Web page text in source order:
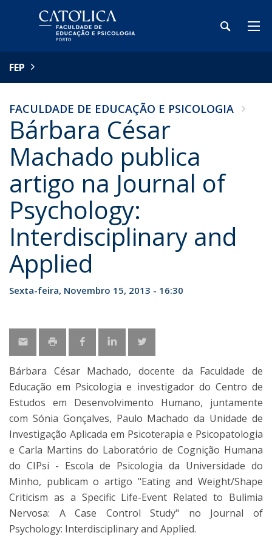
FEP
FACULDADE DE EDUCAÇÃO E PSICOLOGIA
Bárbara César
Machado publica
artigo na Journal of
Psychology:
Interdisciplinary and
Applied
Sexta-feira, Novembro 15, 2013 - 16:30
Bárbara César Machado, docente da Faculdade de
Educação em Psicologia e investigador do Centro de
Estudos em Desenvolvimento Humano, juntamente
com Sónia Gonçalves, Paulo Machado da Unidade de
Investigação Aplicada em Psicoterapia e Psicopatologia
e Carla Martins do Laboratório de Cognição Humana
do CIPsi - Escola de Psicologia da Universidade do
Minho, publicam o artigo "Eating and Weight/Shape
Criticism as a Specific Life-Event Related to Bulimia
Nervosa: A Case Control Study" no Journal of
Psychology: Interdisciplinary and Applied.